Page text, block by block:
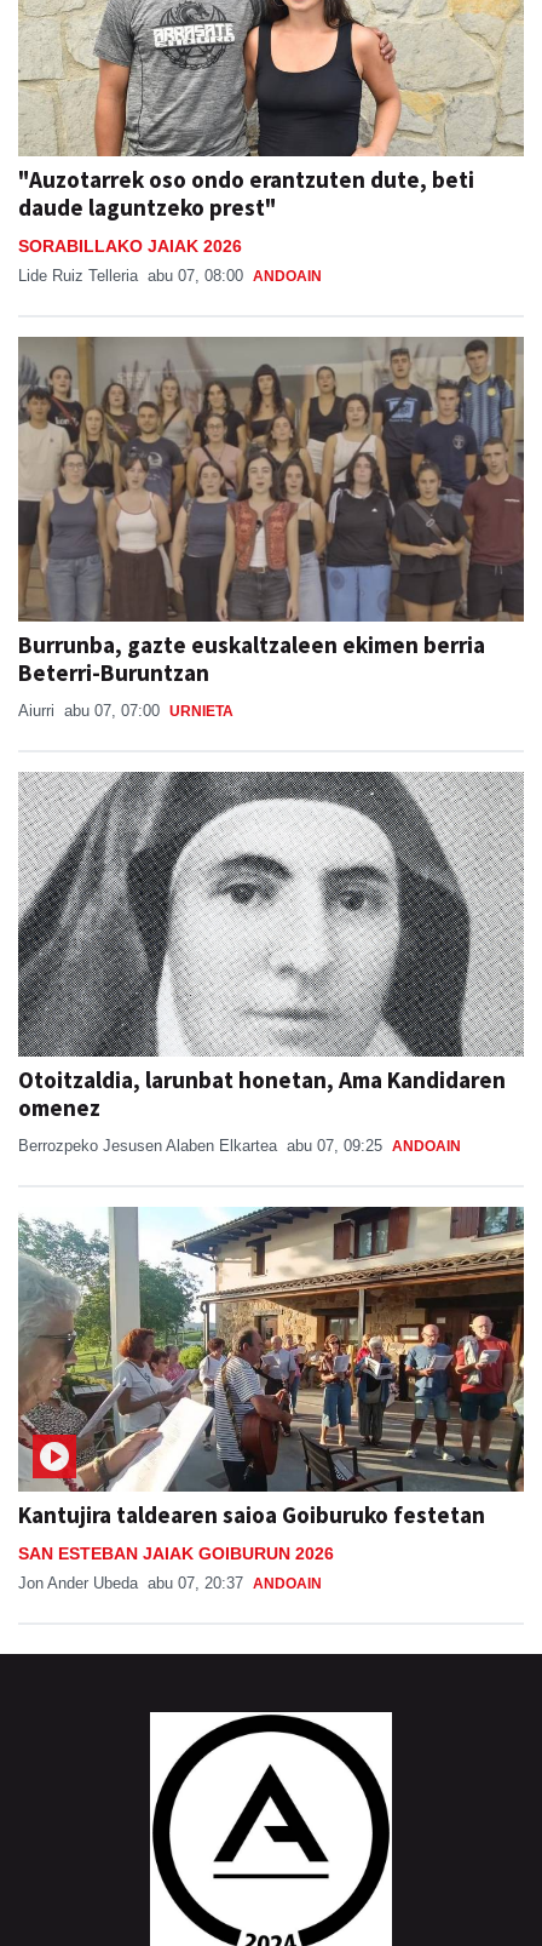
"Auzotarrek oso ondo erantzuten dute, beti
daude laguntzeko prest"
SORABILLAKO JAIAK 2026
Lide Ruiz Telleria abu 07, 08:00 ANDOAIN
Burrunba, gazte euskaltzaleen ekimen berria
Beterri-Buruntzan
Aiurri abu 07, 07:00 URNIETA
Otoitzaldia, larunbat honetan, Ama Kandidaren
omenez
Berrozpeko Jesusen Alaben Elkartea abu 07, 09:25 ANDOAIN
Kantujira taldearen saioa Goiburuko festetan
SAN ESTEBAN JAIAK GOIBURUN 2026
Jon Ander Ubeda abu 07, 20:37 ANDOAIN